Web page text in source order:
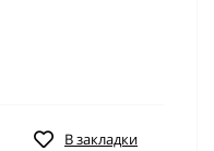
В закладки